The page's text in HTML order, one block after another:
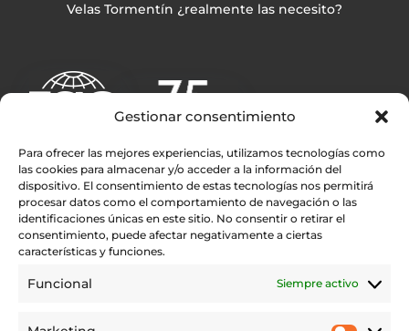
Gestionar consentimiento
Para ofrecer las mejores experiencias, utilizamos tecnologías como
las cookies para almacenar y/o acceder a la información del
dispositivo. El consentimiento de estas tecnologías nos permitirá
procesar datos como el comportamiento de navegación o las
identificaciones únicas en este sitio. No consentir o retirar el
consentimiento, puede afectar negativamente a ciertas
características y funciones.
Funcional Siempre activo
Velas Tormentín ¿realmente las necesito?
Enlaces rápidos
Rolly Tasker Sails
Encuentra tu distribuidor Rolly Tasker Sails en tu Zona